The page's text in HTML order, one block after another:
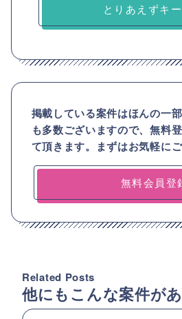
とりあえずキ
掲載している案件はほんの一
も多数ございますので、無料
て頂きます。まずはお気軽に
無料会員登
Related Posts
他にもこんな案件が